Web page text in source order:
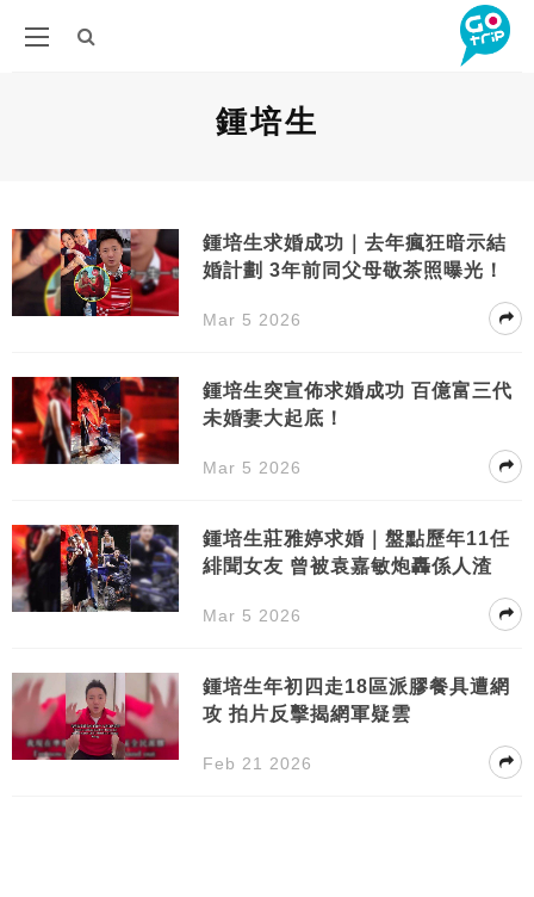
鍾培生
鍾培生求婚成功｜去年瘋狂暗示結
婚計劃 3年前同父母敬茶照曝光！
Mar 5 2026
鍾培生突宣佈求婚成功 百億富三代
未婚妻大起底！
Mar 5 2026
鍾培生莊雅婷求婚｜盤點歷年11任
緋聞女友 曾被袁嘉敏炮轟係人渣
Mar 5 2026
鍾培生年初四走18區派膠餐具遭網
攻 拍片反擊揭網軍疑雲
Feb 21 2026